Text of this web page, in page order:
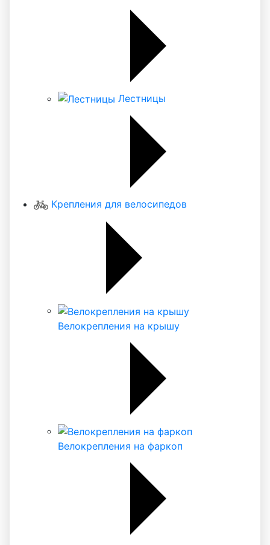
Лестницы
Крепления для велосипедов
Велокрепления на крышу
Велокрепления на фаркоп